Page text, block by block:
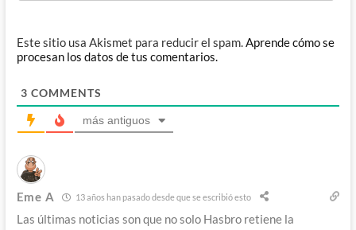
Este sitio usa Akismet para reducir el spam.Aprende cómo se
procesan los datos de tus comentarios.
3 COMMENTS
más antiguos
Eme A 13 años han pasado desde que se escribió esto
Las últimas noticias son que no solo Hasbro retiene la